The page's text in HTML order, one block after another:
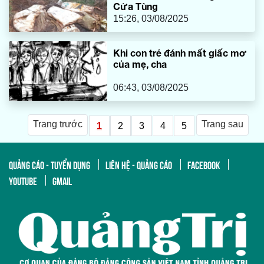
Cửa Tùng
15:26, 03/08/2025
Khi con trẻ đánh mất giấc mơ
của mẹ, cha
06:43, 03/08/2025
Trang trước 1 2 3 4 5 Trang sau
QUẢNG CÁO - TUYỂN DỤNG LIÊN HỆ - QUẢNG CÁO
FACEBOOK
YOUTUBE
GMAIL